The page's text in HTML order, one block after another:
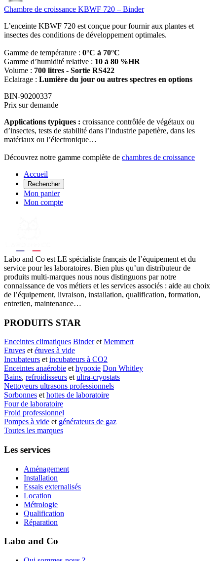
Chambre de croissance KBWF 720 – Binder
L’enceinte KBWF 720 est conçue pour fournir aux plantes et
insectes des conditions de développement optimales.
Gamme de température : 0°C à 70°C
Gamme d’humidité relative : 10 à 80 %HR
Volume : 700 litres - Sortie RS422
Eclairage : Lumière du jour ou autres spectres en options
BIN-90200337
Prix sur demande
Applications typiques : croissance contrôlée de végétaux ou
d’insectes, tests de stabilité dans l’industrie papetière, dans les
matériaux ou l’électronique…
Découvrez notre gamme complète de chambres de croissance
Accueil
Rechercher
Mon panier
Mon compte
Labo and Co est LE spécialiste français de l’équipement et du
service pour les laboratoires. Bien plus qu’un distributeur de
produits multi-marques nous nous distinguons par notre
connaissance de vos métiers et les services associés : aide au choix
de l’équipement, livraison, installation, qualification, formation,
entretien, maintenance…
PRODUITS STAR
Enceintes climatiques Binderet Memmert
Etuves et étuves à vide
Incubateurs et incubateurs à CO2
Enceintes anaérobie et hypoxie Don Whitley
Bains, refroidisseurs et ultra-cryostats
Nettoyeurs ultrasons professionnels
Sorbonnes et hottes de laboratoire
Four de laboratoire
Froid professionnel
Pompes à vide et générateurs de gaz
Toutes les marques
Les services
Aménagement
Installation
Essais externalisés
Location
Métrologie
Qualification
Réparation
Labo and Co